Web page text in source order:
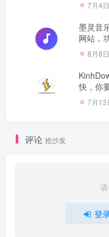
7月4
墨灵音
网站，
8月8
快，你
7月13
评论 抢沙发
登